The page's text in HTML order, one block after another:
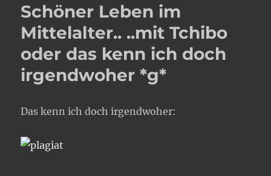
Schöner Leben im
Mittelalter.. ..mit Tchibo
oder das kenn ich doch
irgendwoher *g*
Das kenn ich doch irgendwoher: